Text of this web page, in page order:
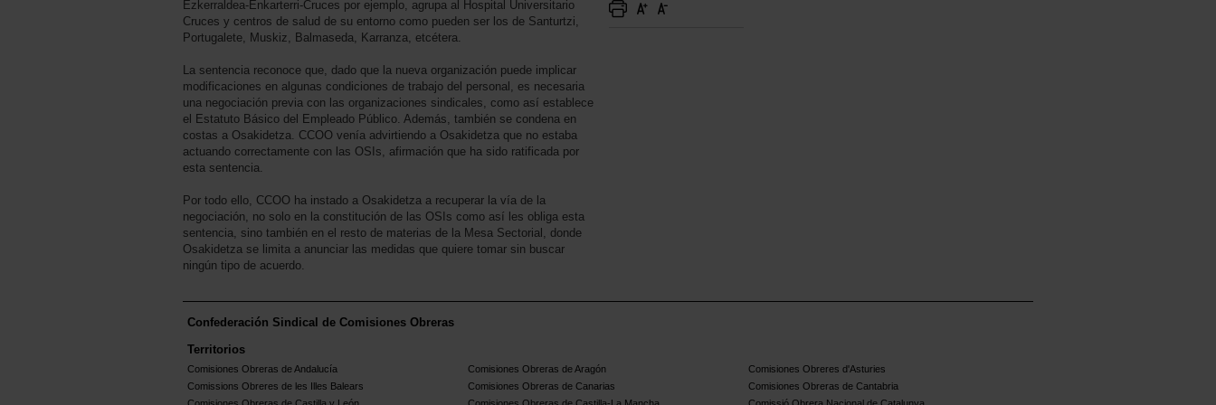
Ezkerraldea-Enkarterri-Cruces por ejemplo, agrupa al Hospital Universitario
Cruces y centros de salud de su entorno como pueden ser los de Santurtzi,
Portugalete, Muskiz, Balmaseda, Karranza, etcétera.
La sentencia reconoce que, dado que la nueva organización puede implicar
modificaciones en algunas condiciones de trabajo del personal, es necesaria
una negociación previa con las organizaciones sindicales, como así establece
el Estatuto Básico del Empleado Público. Además, también se condena en
costas a Osakidetza. CCOO venía advirtiendo a Osakidetza que no estaba
actuando correctamente con las OSIs, afirmación que ha sido ratificada por
esta sentencia.
Por todo ello, CCOO ha instado a Osakidetza a recuperar la vía de la
negociación, no solo en la constitución de las OSIs como así les obliga esta
sentencia, sino también en el resto de materias de la Mesa Sectorial, donde
Osakidetza se limita a anunciar las medidas que quiere tomar sin buscar
ningún tipo de acuerdo.
Confederación Sindical de Comisiones Obreras
Territorios
Comisiones Obreras de Andalucía Comisiones Obreras de Aragón
Comisiones Obreres d'Asturies
Comissions Obreres de les Illes Balears
Comisiones Obreras de Canarias
Comisiones Obreras de Cantabria